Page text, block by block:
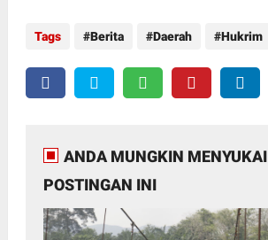
Tags Berita Daerah Hukrim
ANDA MUNGKIN MENYUKAI
POSTINGAN INI